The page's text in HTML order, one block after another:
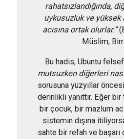
rahatsızlandığında,
uykusuzluk ve yüksek
acısına ortak olurlar.”
Müslim,
Bu hadis, Ubuntu
mutsuzken diğerleri
sorusuna yüzyıllar
derinlikli yanıttır. Eğer
bir çocuk, bir mazlum
sistemin dışına
sahte bir refah ve başarı